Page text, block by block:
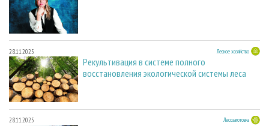
28.11.2025 Лесное хозяйство
Рекультивация в системе полного
восстановления экологической системы леса
28.11.2025 Лесозаготовка